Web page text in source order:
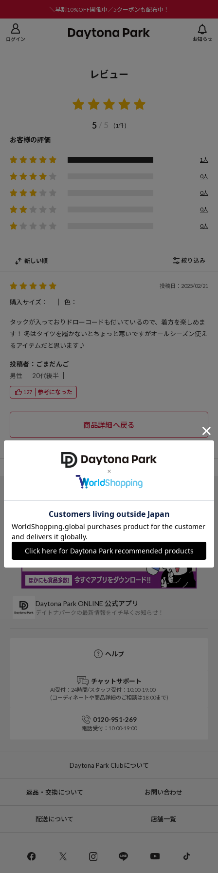
＼早割10%OFF開催中／5クーポンも配布中！
ログイン お知らせ
レビュー
5 / 5 (1件)
お客様の評価
1人
0人
0人
0人
0人
新しい順 絞り込み
投稿日：2025/02/21
購入サイズ： 色：
タックが入っておりドローコードも付いているので、着方を楽しめま
す！ 冬はタイツを履かないとちょっと寒いですがオールシーズン使え
るアイテムだと思います♪
投稿者：ごまだんご
男性
20代後半
127 参考になった
パンツ
Daytona Park ONLINE 公式アプリ
デイトナパークの最新情報をイチ早くお知らせ！
ヘルプ
チャットサポート
AI受付：24時間/スタッフ受付：10:00-19:00
(コーディネートや商品詳細のご相談は18:00まで)
0120-951-269
電話受付：10:00-19:00
Daytona Park Clubについて
返品・交換について お問い合わせ
配送について 店舗一覧